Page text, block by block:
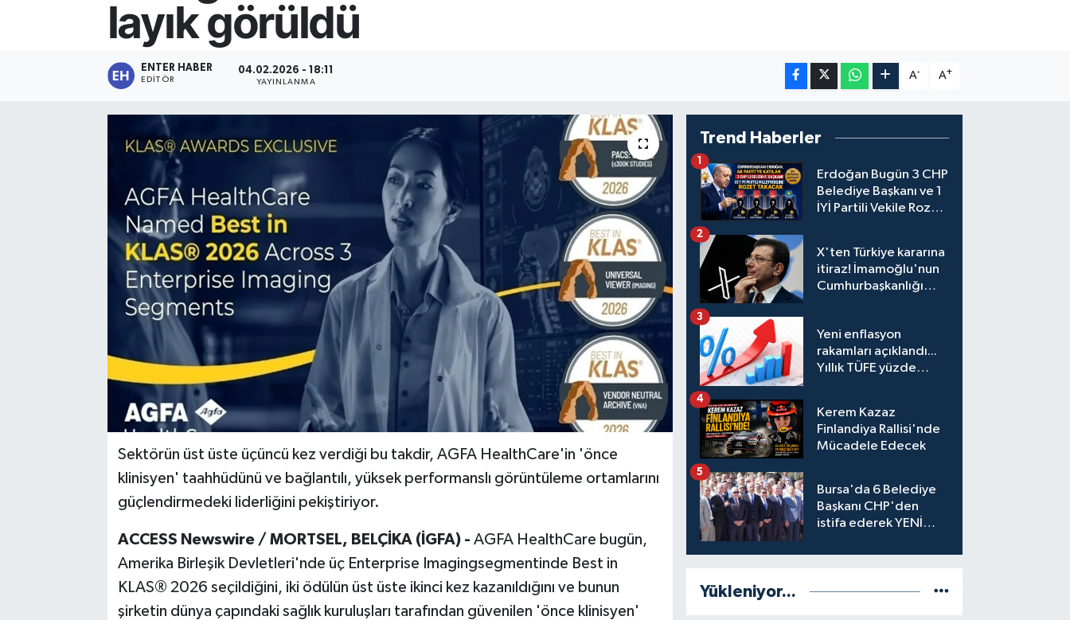
layık görüldü
ENTER HABER
EDITÖR
04.02.2026 - 18:11
YAYINLANMA
A- A+
Sektörün üst üste üçüncü kez verdiği bu takdir, AGFA HealthCare'in 'önce
klinisyen' taahhüdünü ve bağlantılı, yüksek performanslı görüntüleme ortamlarını
güçlendirmedeki liderliğini pekiştiriyor.
ACCESS Newswire / MORTSEL, BELÇİ KA (İGFA) - AGFA HealthCare bugün,
Amerika Birleşik Devletleri'nde üç Enterprise Imagingsegmentinde Best in
KLAS® 2026 seçildiğini, iki ödülün üst üste ikinci kez kazanıldığını ve bunun
şirketin dünya çapındaki sağlık kuruluşları tarafından güvenilen 'önce klinisyen'
Trend Haberler
Erdoğan Bugün 3 CHP
Belediye Başkanı ve 1
İYİ Partili Vekile Rozet
1
X'ten Türkiye kararına
itiraz! İmamoğlu'nun
Cumhurbaşkanlığı
engeli mahkemeye
taşındı
2
Yeni enflasyon
rakamları açıklandı...
Yıllık TÜFE yüzde
3
Kerem Kazaz
Finlandiya Rallisi'nde
Mücadele Edecek
4
Bursa'da 6 Belediye
Başkanı CHP'den
istifa ederek YENİ
5
Yükleniyor...
KÜLTÜR SANAT